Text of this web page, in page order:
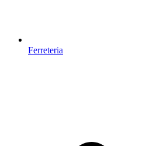
Ferreteria